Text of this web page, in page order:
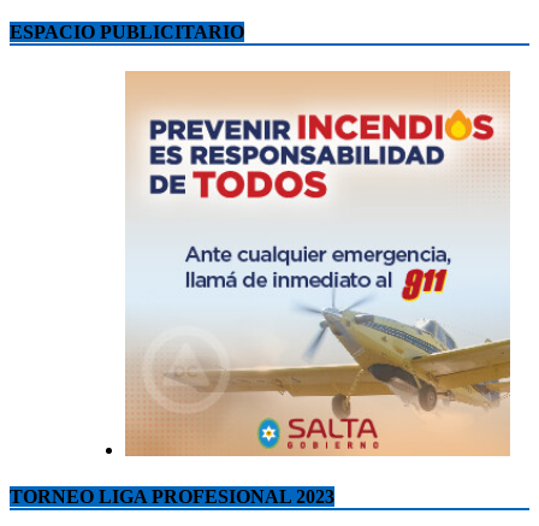
ESPACIO PUBLICITARIO
TORNEO LIGA PROFESIONAL 2023